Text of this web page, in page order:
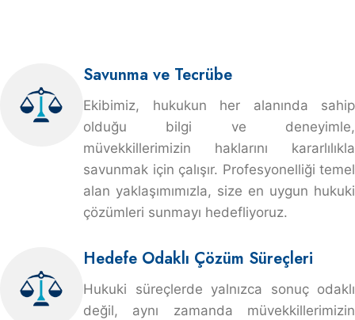
Savunma ve Tecrübe
Ekibimiz, hukukun her alanında sahip
olduğu bilgi ve deneyimle,
müvekkillerimizin haklarını kararlılıkla
savunmak için çalışır. Profesyonelliği temel
alan yaklaşımımızla, size en uygun hukuki
çözümleri sunmayı hedefliyoruz.
Hedefe Odaklı Çözüm Süreçleri
Hukuki süreçlerde yalnızca sonuç odaklı
değil, aynı zamanda müvekkillerimizin